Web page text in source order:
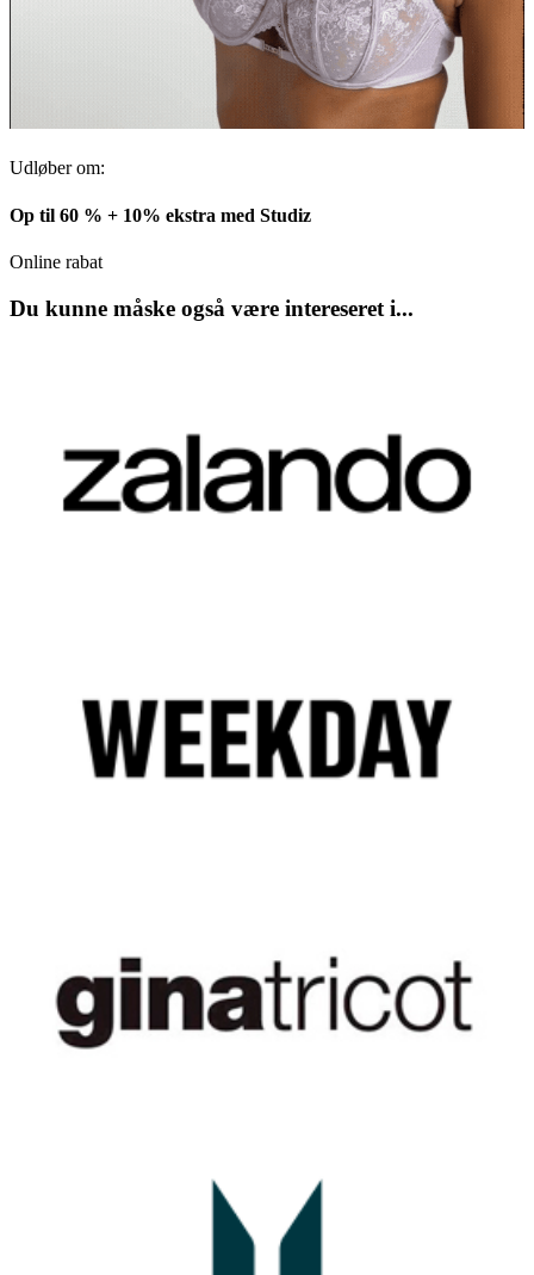
Udløber om:
Op til 60 % + 10% ekstra med Studiz
Online rabat
Du kunne måske også være intereseret i...